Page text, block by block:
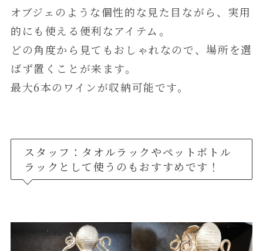
オブジェのような個性的な見た目ながら、実用
的にも使える便利なアイテム。
どの角度から見てもおしゃれなので、場所を選
ばず置くことが来ます。
最大6本のワインが収納可能です。
スタッフ：タオルラックやペットボトル
ラックとして使うのもおすすめです！